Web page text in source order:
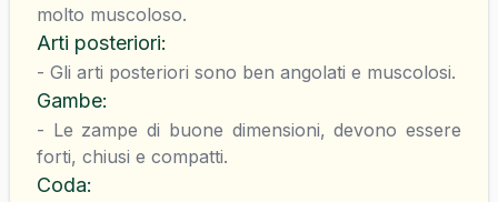
molto muscoloso.
Arti posteriori:
- Gli arti posteriori sono ben angolati e muscolosi.
Gambe:
- Le zampe di buone dimensioni, devono essere
forti, chiusi e compatti.
Coda: